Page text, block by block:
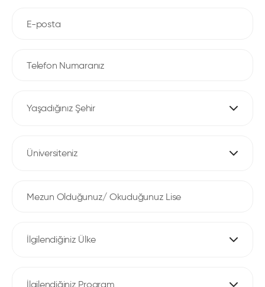
Yaşadığınız Şehir
Üniversiteniz
İlgilendiğiniz Ülke
İlgilendiğiniz Program